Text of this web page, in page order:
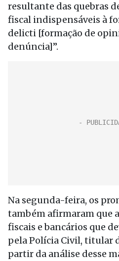
resultante das quebras
fiscal indispensáveis à
delicti [formação de
denúncia]”.
Na segunda-feira, os
também afirmaram que
fiscais e bancários que
pela Polícia Civil, titular
partir da análise desse